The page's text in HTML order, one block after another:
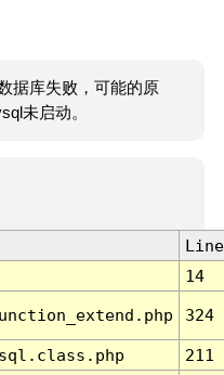
据库失败，可能的原
未启动。
Line
14
324
211